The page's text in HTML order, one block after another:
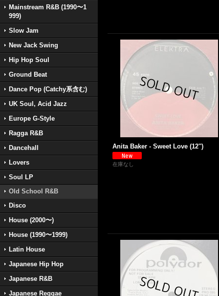
Mainstream R&B (1990〜1
999)
Slow Jam
New Jack Swing
Hip Hop Soul
Ground Beat
Dance Pop (Catchy系含む)
UK Soul, Acid Jazz
Europe G-Style
Ragga R&B
Dancehall
Lovers
Soul LP
Old School R&B
Disco
House (2000〜)
House (1990〜1999)
Latin House
Japanese Hip Hop
Japanese R&B
Japanese Reggae
Anita Baker - Sweet Love (12'')
在庫なし